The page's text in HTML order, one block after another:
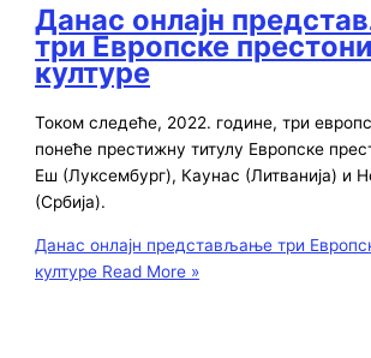
Данас онлајн
три Европске
културе
Током следеће, 2022. године, три
понеће престижну титулу Европске
Еш (Луксембург), Каунас (Литванија) и
(Србија).
Данас онлајн представљање три
културе Read More »